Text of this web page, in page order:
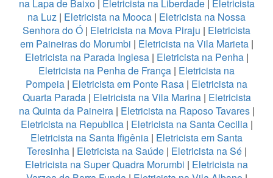
na Lapa de Baixo | Eletricista na Liberdade | Eletricista
na Luz | Eletricista na Mooca | Eletricista na Nossa
Senhora do Ó | Eletricista na Mova Piraju | Eletricista
em Paineiras do Morumbi | Eletricista na Vila Marieta|
Eletricista na Parada Inglesa | Eletricista na Penha|
Eletricista na Penha de França | Eletricista na
Pompeia | Eletricista em Ponte Rasa | Eletricista na
Quarta Parada| Eletricista na Vila Marina| Eletricista
na Quinta da Paineira| Eletricista na Raposo Tavares|
Eletricista na Republica| Eletricista na Santa Cecilia|
Eletricista na Santa Ifigênia | Eletricista em Santa
Teresinha| Eletricista na Saúde| Eletricista na Sé|
Eletricista na Super Quadra Morumbi | Eletricista na